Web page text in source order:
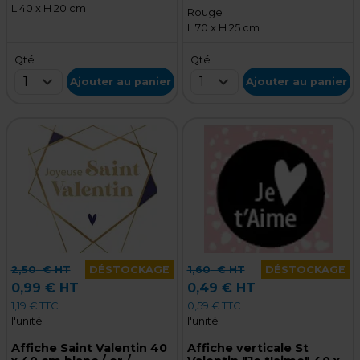
L 40 x H 20 cm
Qté
1 Ajouter au panier
Rouge
L 70 x H 25 cm
Qté
1 Ajouter au panier
2,50€ HT DÉSTOCKAGE
0,99 € HT
1,19 € TTC
l'unité
Affiche Saint Valentin 40
1,60€ HT DÉSTOCKAGE
0,49 € HT
0,59 € TTC
l'unité
Affiche verticale St